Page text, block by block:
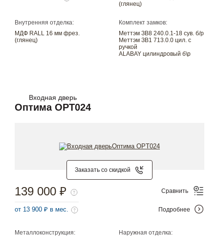
(глянец)
Внутренняя отделка:
МДФ RALL 16 мм фрез.
(глянец)
Комплект замков:
Меттэм ЗВ8 240.0.1-18 сув. б/р
Меттэм ЗВ1 713.0.0 цил. с
ручкой
ALABAY цилиндровый б\р
Входная дверь
Оптима OPT024
Заказать со скидкой
Металлоконструкция:
Наружная отделка:
139 000 ₽
от 13 900 ₽ в мес.
Сравнить
Подробнее